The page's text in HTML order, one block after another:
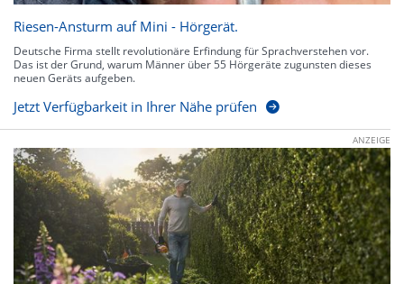
Riesen-Ansturm auf Mini - Hörgerät.
Deutsche Firma stellt revolutionäre Erfindung für Sprachverstehen vor.
Das ist der Grund, warum Männer über 55 Hörgeräte zugunsten dieses
neuen Geräts aufgeben.
Jetzt Verfügbarkeit in Ihrer Nähe prüfen
ANZEIGE